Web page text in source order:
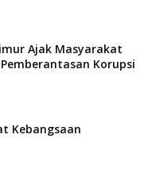
Ajak Masyarakat
Korupsi
Kebangsaan